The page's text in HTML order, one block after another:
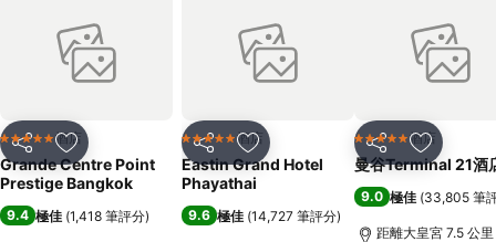
分享 放到收藏夾
5 星級 酒店
Grande Centre Point
Prestige Bangkok
9.4 極佳 (1,418 筆評分)
分享 放到收藏夾
5 星級 酒店
Eastin Grand Hotel
Phayathai
9.6 極佳 (14,727 筆評分)
分享 放到收藏
5 星級 酒店
曼谷Terminal 21酒
9.0 極佳 (33,805 筆
距離大皇宮 7.5 公里